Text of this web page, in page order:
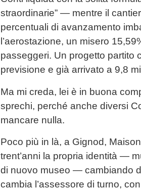
straordinarie” — mentre il
percentuali di avanzamento
l’aerostazione, un misero
passeggeri. Un progetto partito
previsione e già arrivato a 9,8
Ma mi creda, lei è in buona
sprechi, perché anche diversi
mancare nulla.
Poco più in là, a Gignod,
trent’anni la propria identità —
di nuovo museo — cambiando
cambia l’assessore di turno,